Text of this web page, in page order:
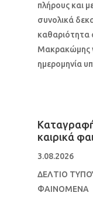
πλήρους και
συνολικά
Μακρακώμης
ημερομηνία
καιρικά
3.08.2026
ΔΕΛΤΙΟ
ΦΑΙΝΟΜΕΝΑ